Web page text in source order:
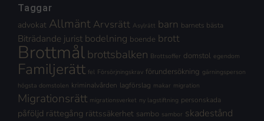
Taggar
advokat Allmänt Arvsrätt Asylrätt barn barnets bästa
Biträdande jurist bodelning boende brott
Brottmålbrottsbalken Brottsoffer domstol egendom
Familjerätt fel Försörjningskrav förundersökning gärningsperson
högsta domstolen kriminalvården lagförslag makar migration
Migrationsrätt migrationsverket ny lagstiftning personskada
påföljd rättegång rättssäkerhet sambo sambor skadestånd